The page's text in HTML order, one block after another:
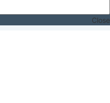
Close